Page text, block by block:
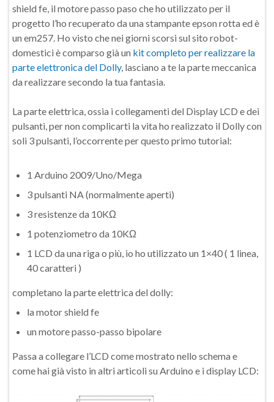
shield fe, il motore passo paso che ho utilizzato per il
progetto l’ho recuperato da una stampante epson rotta ed è
un em257. Ho visto che nei giorni scorsi sul sito robot-
domestici è comparso già un kit completo per realizzare la
parte elettronica del Dolly, lasciano a te la parte meccanica
da realizzare secondo la tua fantasia.
La parte elettrica, ossia i collegamenti del Display LCD e dei
pulsanti, per non complicarti la vita ho realizzato il Dolly con
soli 3 pulsanti, l’occorrente per questo primo tutorial:
1 Arduino 2009/Uno/Mega
3 pulsanti NA (normalmente aperti)
3 resistenze da 10KΩ
1 potenziometro da 10KΩ
1 LCD da una riga o più, io ho utilizzato un 1×40 ( 1 linea,
40 caratteri )
completano la parte elettrica del dolly:
la motor shield fe
un motore passo-passo bipolare
Passa a collegare l’LCD come mostrato nello schema e
come hai già visto in altri articoli su Arduino e i display LCD: